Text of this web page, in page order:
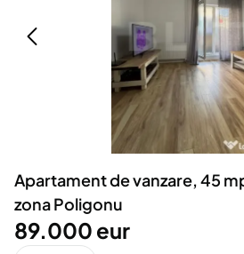
Servicii
Animale de companie
Afaceri și echipamente
Inchiriere Bunuri si Vehicule
Utilaje agricole si industriale
Piese auto si accesorii
Apartament de vanzare, 45
zona Poligonu
89.000 eur